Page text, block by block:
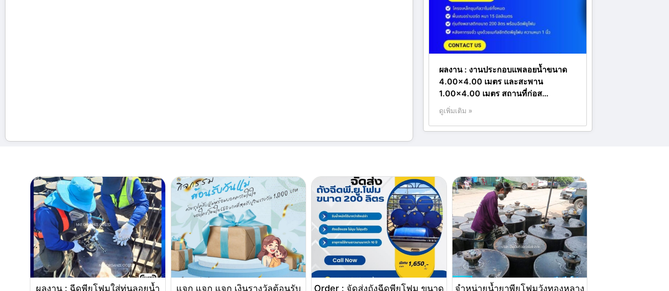
ผลงาน : งานประกอบแพลอยน้ำขนาด
4.00×4.00 เมตร และสะพาน
1.00×4.00 เมตร สถานที่ก่อส…
ดูเพิ่มเติม »
ผลงาน : ฉีดพียูโฟมใส่ทุ่นลอยน้ำ แจก แจก แจก เงินรางวัลต้อนรับ Order : จัดส่งถังฉีดพียูโฟม ขนาด จำหน่ายน้ำยาพียูโฟมวังทองหลาง